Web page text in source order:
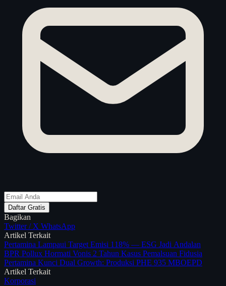
Daftar Gratis
Bagikan
Twitter / X WhatsApp
Artikel Terkait
Pertamina Lampaui Target Emisi 118% — ESG Jadi Andalan
BPR Pollux Hormati Vonis 2 Tahun Kasus Pemalsuan Fidusia
Pertamina Kunci Dual Growth: Produksi PHE 935 MBOEPD
Artikel Terkait
Korporasi